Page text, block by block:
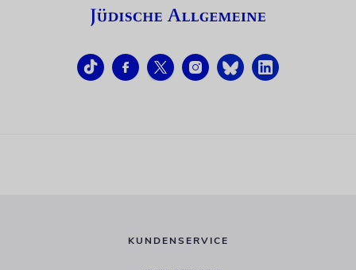
KUNDENSERVICE